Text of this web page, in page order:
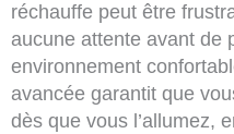
réchauffe peut être
aucune attente avant de
environnement
avancée garantit que
dès que vous l’allumez,